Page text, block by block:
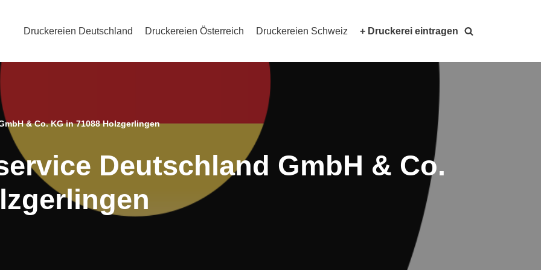
Druckereien Deutschland Druckereien Österreich Druckereien Schweiz + Druckerei eintragen
& Co. KG in 71088 Holzgerlingen
Deutschland GmbH & Co.